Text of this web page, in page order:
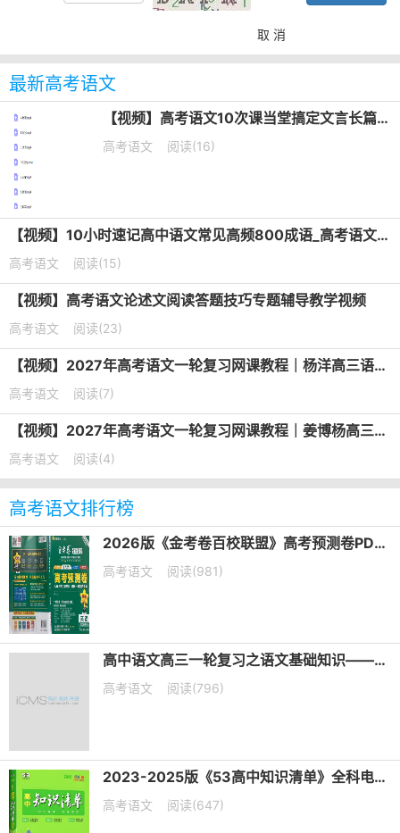
取 消
最新高考语文
【视频】高考语文10次课当堂搞定文言长篇默写培训课程
高考语文 阅读(16)
【视频】10小时速记高中语文常见高频800成语_高考语文成语专题课
高考语文 阅读(15)
【视频】高考语文论述文阅读答题技巧专题辅导教学视频
高考语文 阅读(23)
【视频】2027年高考语文一轮复习网课教程｜杨洋高三语文上学期暑假班视频教程
高考语文 阅读(7)
【视频】2027年高考语文一轮复习网课教程｜姜博杨高三语文上学期暑假班视频教程
高考语文 阅读(4)
高考语文排行榜
2026版《金考卷百校联盟》高考预测卷PDF电子版下载
高考语文 阅读(981)
高中语文高三一轮复习之语文基础知识——短语类型+课件（20张PPT）
高考语文 阅读(796)
2023-2025版《53高中知识清单》全科电子版下载
高考语文 阅读(647)